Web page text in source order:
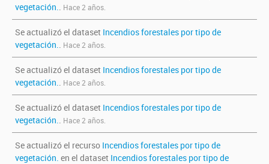
vegetación.. Hace 2 años.
Se actualizó el dataset Incendios forestales por tipo de
vegetación.. Hace 2 años.
Se actualizó el dataset Incendios forestales por tipo de
vegetación.. Hace 2 años.
Se actualizó el dataset Incendios forestales por tipo de
vegetación.. Hace 2 años.
Se actualizó el recurso Incendios forestales por tipo de
vegetación. en el dataset Incendios forestales por tipo de